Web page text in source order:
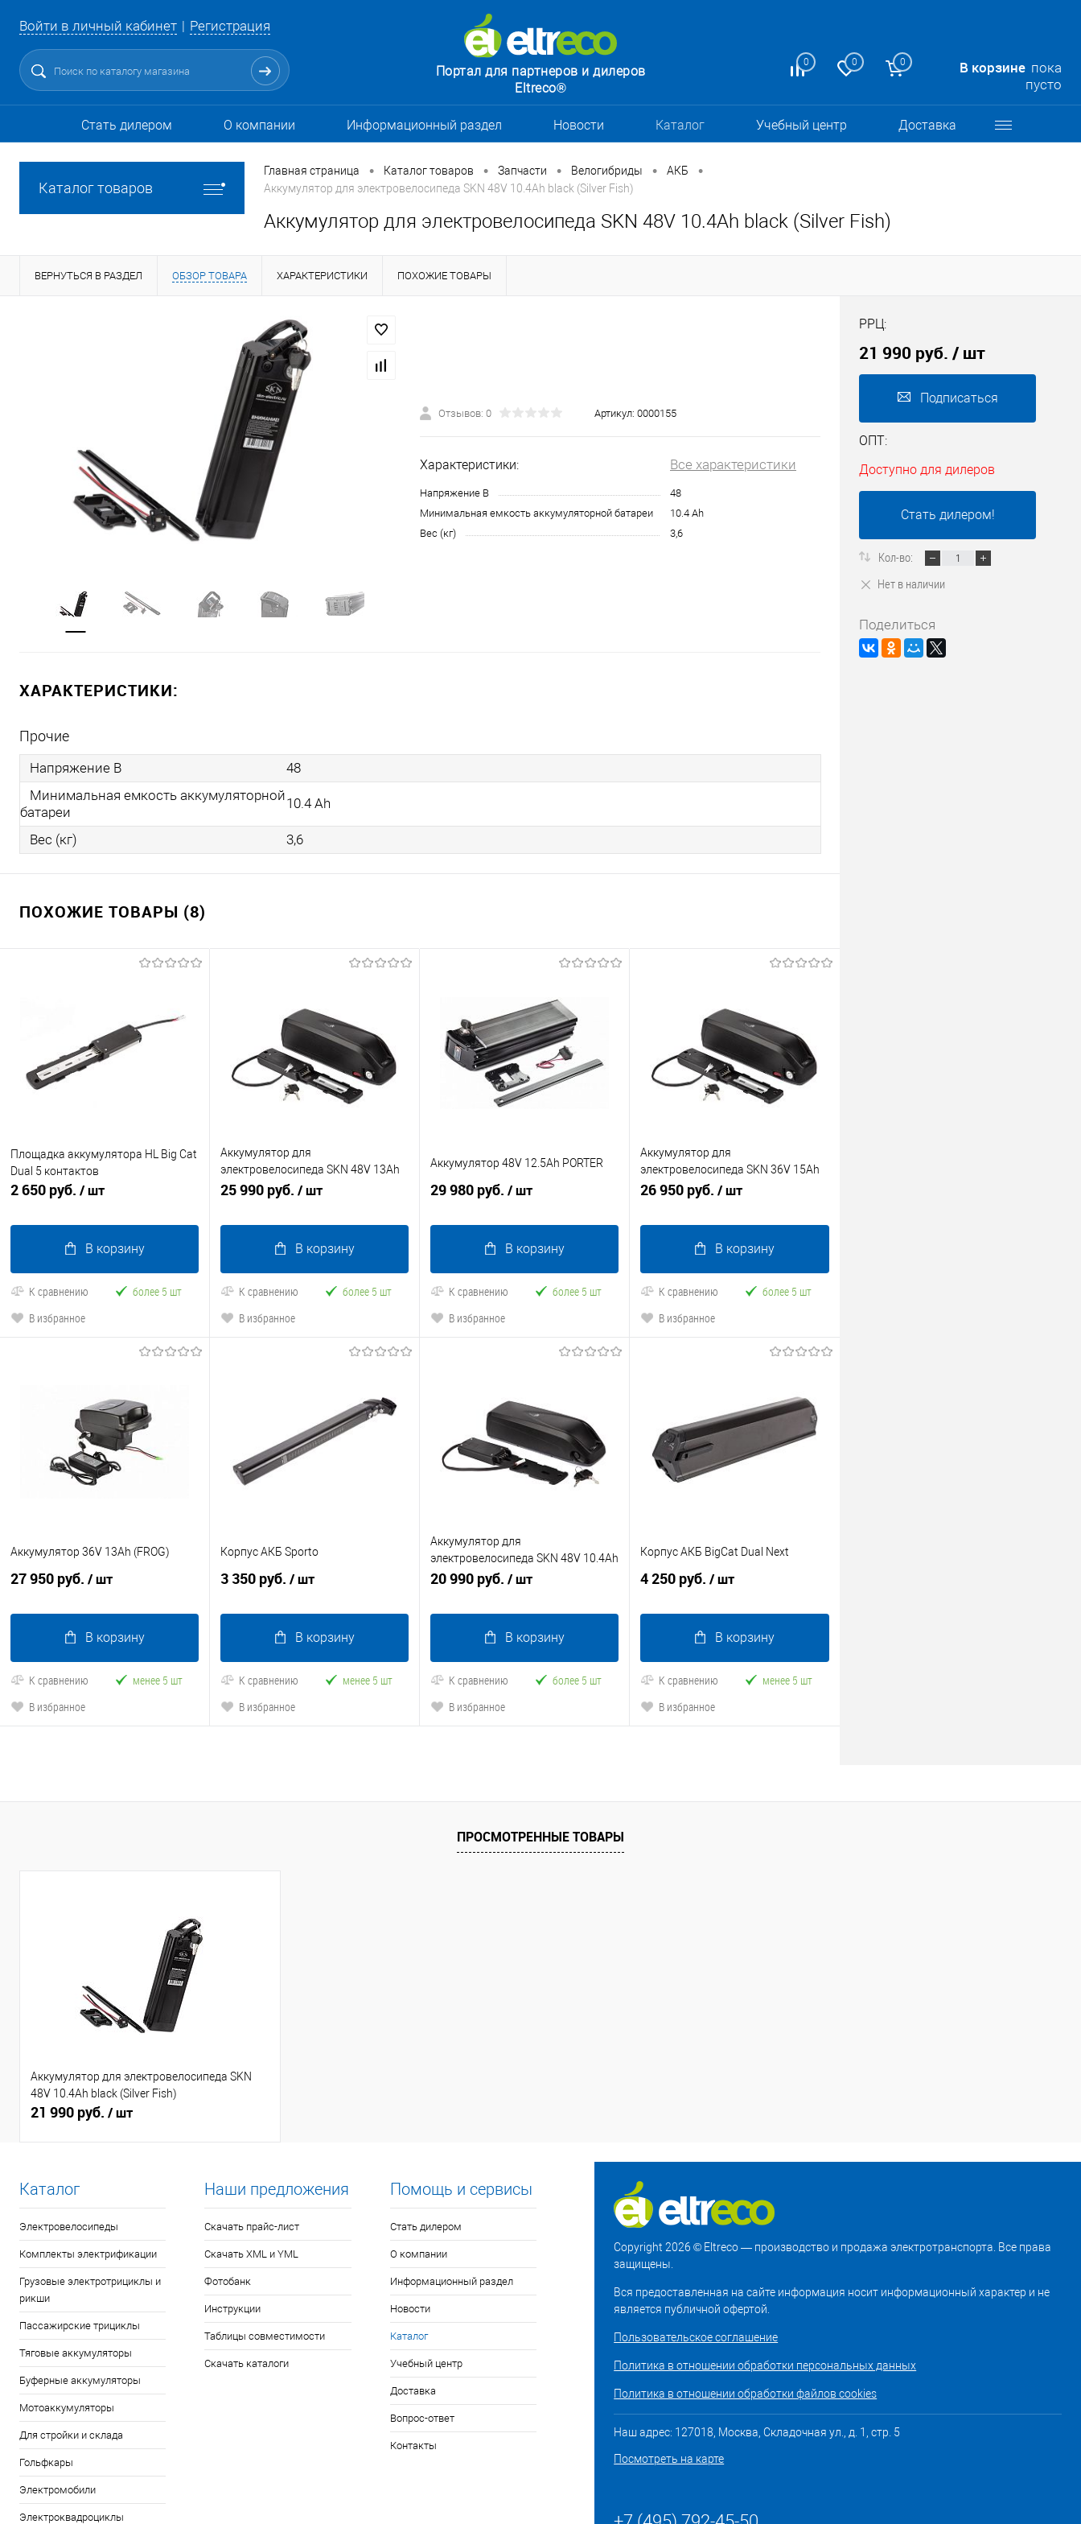
Войти в личный кабинет Регистрация
0 0 0 В корзине пока
пусто
Портал для партнеров и дилеров
Eltreco®
Стать дилером О компании Информационный раздел Новости Каталог Учебный центр Доставка
Каталог товаров
Главная страница • Каталог товаров • Запчасти • Велогибриды • АКБ •
Аккумулятор для электровелосипеда SKN 48V 10.4Ah black (Silver Fish)
Аккумулятор для электровелосипеда SKN 48V 10.4Ah black (Silver Fish)
ВЕРНУТЬСЯ В РАЗДЕЛ ОБЗОР ТОВАРА ХАРАКТЕРИСТИКИ ПОХОЖИЕ ТОВАРЫ
Отзывов: 0 Артикул: 0000155
Характеристики: Все характеристики
Напряжение В
48
Минимальная емкость аккумуляторной батареи
10.4 Ah
Вес (кг)
3,6
ХАРАКТЕРИСТИКИ:
Прочие
Напряжение В
48
Минимальная емкость аккумуляторной
батареи
10.4 Ah
Вес (кг) 3,6
ПОХОЖИЕ ТОВАРЫ (8)
Площадка аккумулятора HL Big Cat
Dual 5 контактов
2 650 руб. / шт
В корзину
К сравнению
более 5 шт
В избранное
Аккумулятор для
электровелосипеда SKN 48V 13Ah
HL 1-2 (Hailong)
25 990 руб. / шт
В корзину
К сравнению
более 5 шт
В избранное
Аккумулятор 48V 12.5Ah PORTER
29 980 руб. / шт
В корзину
К сравнению
более 5 шт
В избранное
Аккумулятор для
электровелосипеда SKN 36V 15Ah
HL 1-2 (Hailong)
26 950 руб. / шт
В корзину
К сравнению
более 5 шт
В избранное
Аккумулятор 36V 13Ah (FROG)
27 950 руб. / шт
В корзину
К сравнению
менее 5 шт
В избранное
Корпус АКБ Sporto
3 350 руб. / шт
В корзину
К сравнению
менее 5 шт
В избранное
Аккумулятор для
электровелосипеда SKN 48V 10.4Ah
HL (Hailong)
20 990 руб. / шт
В корзину
К сравнению
более 5 шт
В избранное
Корпус АКБ BigCat Dual Next
4 250 руб. / шт
В корзину
К сравнению
менее 5 шт
В избранное
РРЦ:
21 990 руб. / шт
Подписаться
ОПТ:
Доступно для дилеров
Стать дилером!
Кол-во:
Нет в наличии
Поделиться
ПРОСМОТРЕННЫЕ ТОВАРЫ
Аккумулятор для электровелосипеда SKN
48V 10.4Ah black (Silver Fish)
21 990 руб. / шт
Каталог
Электровелосипеды
Комплекты электрификации
Грузовые электротрициклы и
рикши
Пассажирские трициклы
Тяговые аккумуляторы
Буферные аккумуляторы
Мотоаккумуляторы
Для стройки и склада
Гольфкары
Электромобили
Электроквадроциклы
Наши предложения
Скачать прайс-лист
Скачать XML и YML
Фотобанк
Инструкции
Таблицы совместимости
Скачать каталоги
Помощь и сервисы
Стать дилером
О компании
Информационный раздел
Новости
Каталог
Учебный центр
Доставка
Вопрос-ответ
Контакты
Copyright 2026 © Eltreco — производство и продажа электротранспорта. Все права
защищены.
Вся предоставленная на сайте информация носит информационный характер и не
является публичной офертой.
Пользовательское соглашение
Политика в отношении обработки персональных данных
Политика в отношении обработки файлов cookies
Наш адрес: 127018, Москва, Складочная ул., д. 1, стр. 5
Посмотреть на карте